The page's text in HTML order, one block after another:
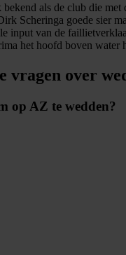
als de club die met
Scheringa goede sier
input van de
het hoofd boven water
vragen over
op AZ te wedden?